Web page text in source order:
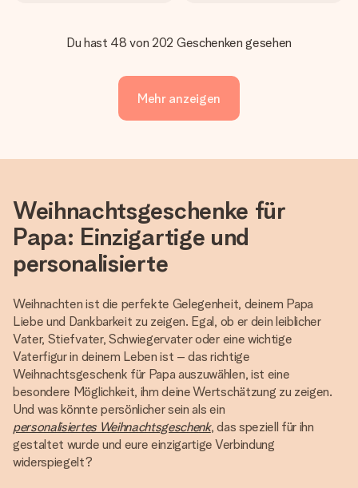
Du hast 48 von 202 Geschenken gesehen
Mehr anzeigen
Weihnachtsgeschenke für
Papa: Einzigartige und
personalisierte
Weihnachten ist die perfekte Gelegenheit, deinem Papa
Liebe und Dankbarkeit zu zeigen. Egal, ob er dein leiblicher
Vater, Stiefvater, Schwiegervater oder eine wichtige
Vaterfigur in deinem Leben ist – das richtige
Weihnachtsgeschenk für Papa auszuwählen, ist eine
besondere Möglichkeit, ihm deine Wertschätzung zu zeigen.
Und was könnte persönlicher sein als ein
personalisiertes Weihnachtsgeschenk, das speziell für ihn
gestaltet wurde und eure einzigartige Verbindung
widerspiegelt?